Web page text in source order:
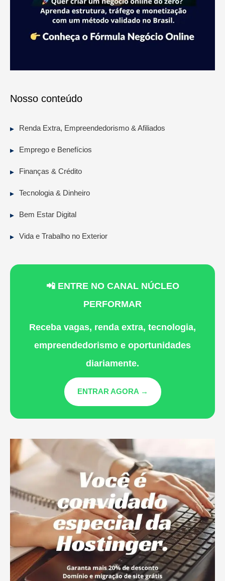
Nosso conteúdo
Renda Extra, Empreendedorismo & Afiliados
Emprego e Benefícios
Finanças & Crédito
Tecnologia & Dinheiro
Bem Estar Digital
Vida e Trabalho no Exterior
📲 ENTRE NO CANAL NÚCLEO
PERFORMAR
Receba vagas, renda extra, tecnologia,
empreendedorismo e oportunidades
diariamente.
ENTRAR AGORA →